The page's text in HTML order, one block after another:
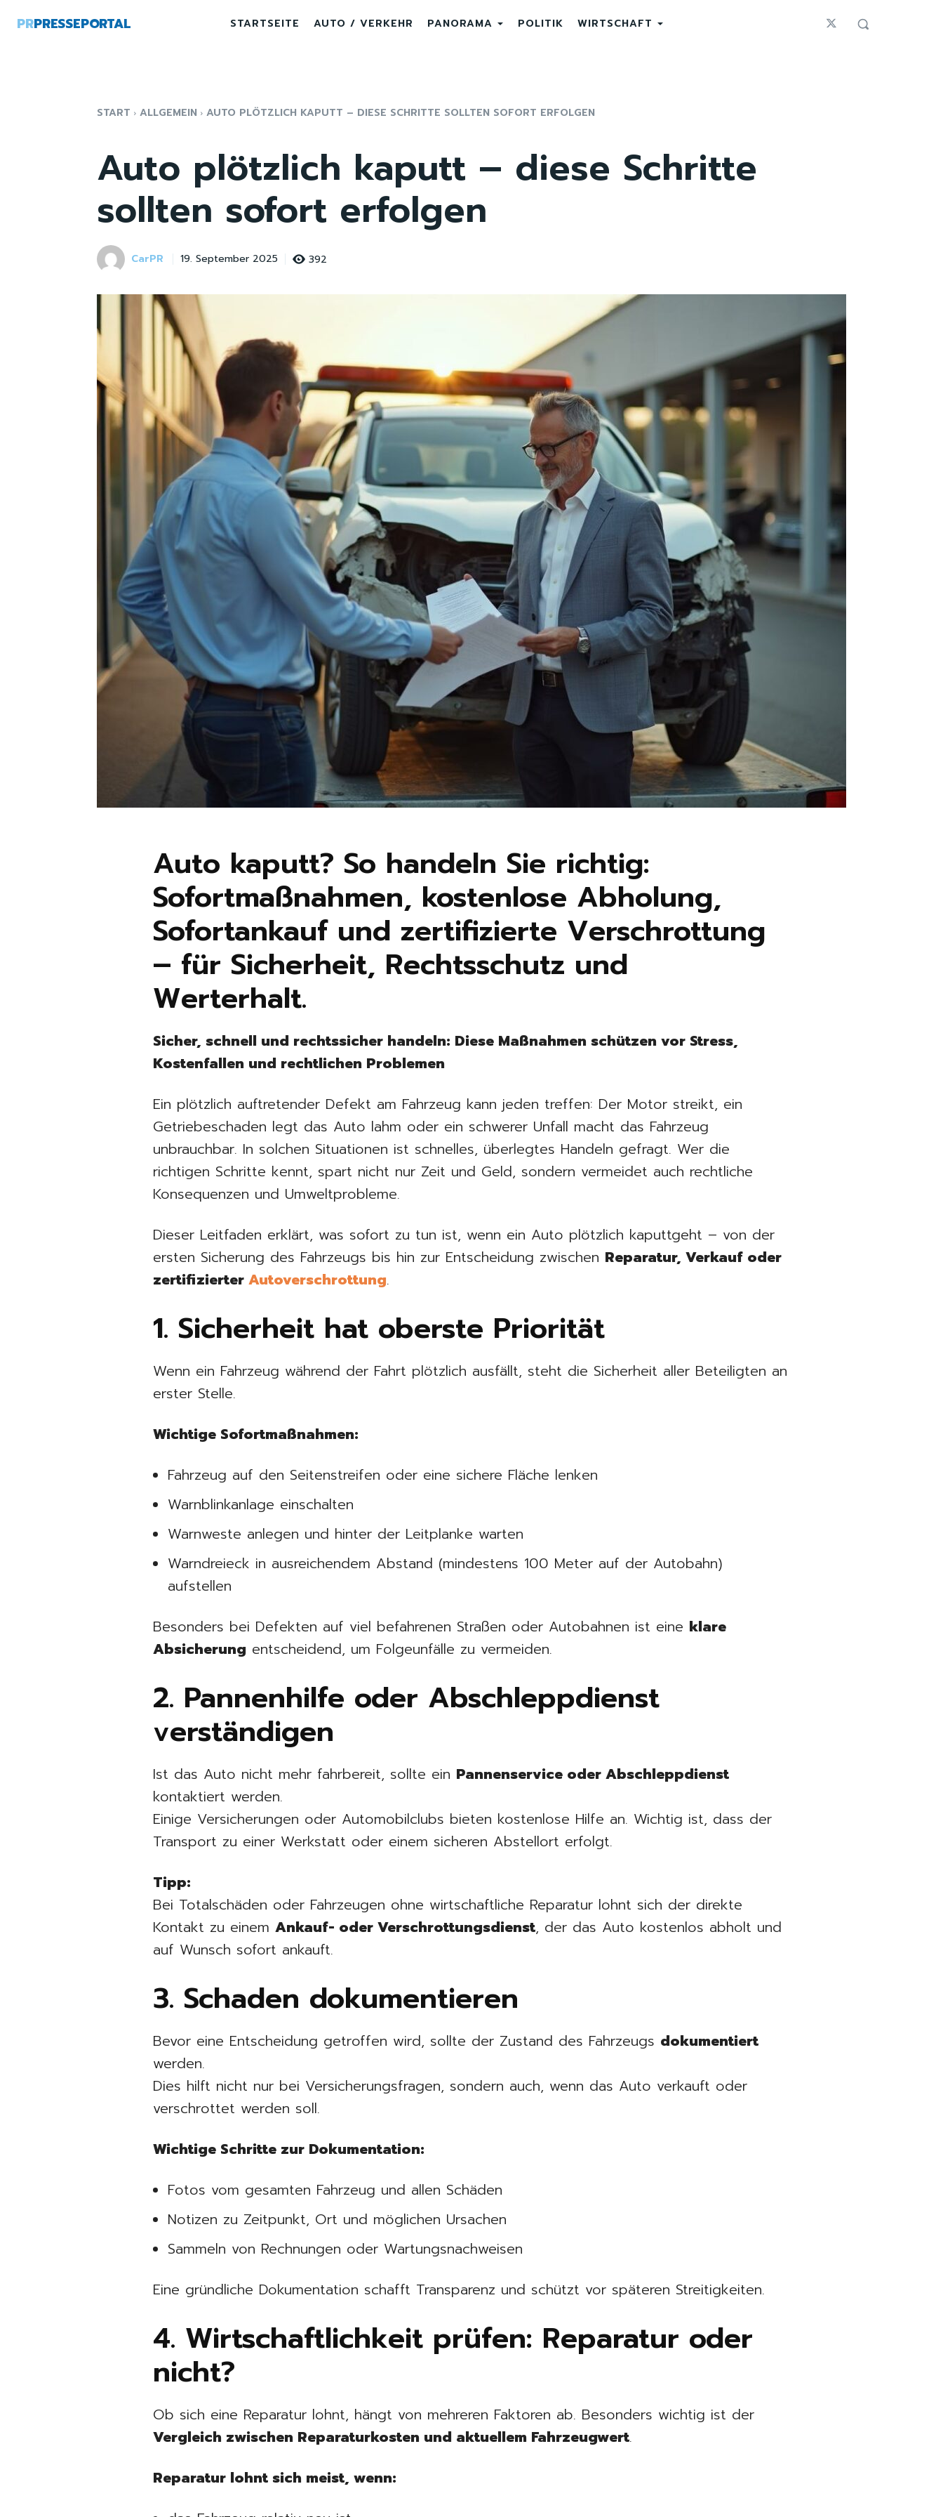
PRPRESSEPORTAL STARTSEITE AUTO / VERKEHR PANORAMA POLITIK WIRTSCHAFT
START ALLGEMEIN AUTO PLÖTZLICH KAPUTT – DIESE SCHRITTE SOLLTEN SOFORT ERFOLGEN
Auto plötzlich kaputt – diese Schritte
sollten sofort erfolgen
CarPR 19. September 2025 392
Auto kaputt? So handeln Sie richtig:
Sofortmaßnahmen, kostenlose Abholung,
Sofortankauf und zertifizierte Verschrottung
– für Sicherheit, Rechtsschutz und
Werterhalt.
Sicher, schnell und rechtssicher handeln: Diese Maßnahmen schützen vor Stress,
Kostenfallen und rechtlichen Problemen
Ein plötzlich auftretender Defekt am Fahrzeug kann jeden treffen: Der Motor streikt, ein
Getriebeschaden legt das Auto lahm oder ein schwerer Unfall macht das Fahrzeug
unbrauchbar. In solchen Situationen ist schnelles, überlegtes Handeln gefragt. Wer die
richtigen Schritte kennt, spart nicht nur Zeit und Geld, sondern vermeidet auch rechtliche
Konsequenzen und Umweltprobleme.
Dieser Leitfaden erklärt, was sofort zu tun ist, wenn ein Auto plötzlich kaputtgeht – von der
ersten Sicherung des Fahrzeugs bis hin zur Entscheidung zwischen Reparatur, Verkauf oder
zertifizierterAutoverschrottung.
1. Sicherheit hat oberste Priorität
Wenn ein Fahrzeug während der Fahrt plötzlich ausfällt, steht die Sicherheit aller Beteiligten an
erster Stelle.
Wichtige Sofortmaßnahmen:
Fahrzeug auf den Seitenstreifen oder eine sichere Fläche lenken
Warnblinkanlage einschalten
Warnweste anlegen und hinter der Leitplanke warten
Warndreieck in ausreichendem Abstand (mindestens 100 Meter auf der Autobahn)
aufstellen
Besonders bei Defekten auf viel befahrenen Straßen oder Autobahnen ist eine klare
Absicherung entscheidend, um Folgeunfälle zu vermeiden.
2. Pannenhilfe oder Abschleppdienst
verständigen
Ist das Auto nicht mehr fahrbereit, sollte ein Pannenservice oder Abschleppdienst
kontaktiert werden.
Einige Versicherungen oder Automobilclubs bieten kostenlose Hilfe an. Wichtig ist, dass der
Transport zu einer Werkstatt oder einem sicheren Abstellort erfolgt.
Tipp:
Bei Totalschäden oder Fahrzeugen ohne wirtschaftliche Reparatur lohnt sich der direkte
Kontakt zu einemAnkauf- oder Verschrottungsdienst, der das Auto kostenlos abholt und
auf Wunsch sofort ankauft.
3. Schaden dokumentieren
Bevor eine Entscheidung getroffen wird, sollte der Zustand des Fahrzeugs dokumentiert
werden.
Dies hilft nicht nur bei Versicherungsfragen, sondern auch, wenn das Auto verkauft oder
verschrottet werden soll.
Wichtige Schritte zur Dokumentation:
Fotos vom gesamten Fahrzeug und allen Schäden
Notizen zu Zeitpunkt, Ort und möglichen Ursachen
Sammeln von Rechnungen oder Wartungsnachweisen
Eine gründliche Dokumentation schafft Transparenz und schützt vor späteren Streitigkeiten.
4. Wirtschaftlichkeit prüfen: Reparatur oder
nicht?
Ob sich eine Reparatur lohnt, hängt von mehreren Faktoren ab. Besonders wichtig ist der
Vergleich zwischen Reparaturkosten und aktuellem Fahrzeugwert.
Reparatur lohnt sich meist, wenn: